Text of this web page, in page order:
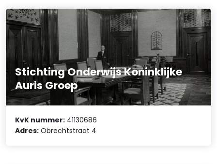
Stichting Onderwijs Koninklijke
Auris Groep
KvK nummer: 41130686
Adres: Obrechtstraat 4